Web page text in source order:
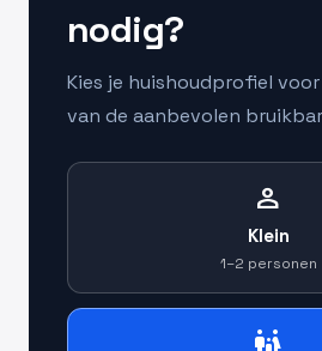
nodig?
Kies je huishoudprofiel
van de aanbevolen
person
Klein
1–2 personen